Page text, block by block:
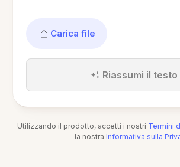
Carica file
Riassumi il testo
Utilizzando il prodotto, accetti i nostri Termini
la nostra Informativa sulla